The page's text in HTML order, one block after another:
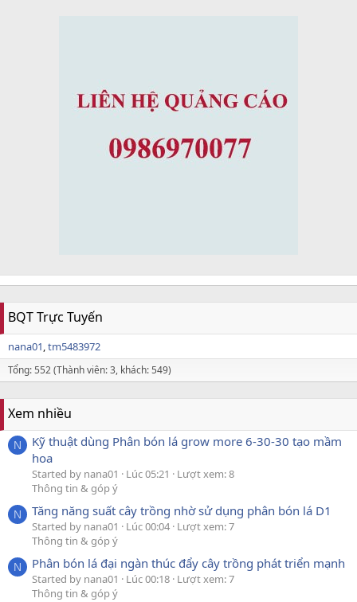
BQT Trực Tuyến
nana01 tm5483972
Tổng: 552 (Thành viên: 3, khách: 549)
Xem nhiều
N
Kỹ thuật dùng Phân bón lá grow more 6-30-30 tạo mầm
hoa
Started by nana01 Lúc 05:21
Lượt xem: 8
Thông tin & góp ý
N Tăng năng suất cây trồng nhờ sử dụng phân bón lá D1
Started by nana01 Lúc 00:04 Lượt xem: 7
Thông tin & góp ý
N Phân bón lá đại ngàn thúc đẩy cây trồng phát triển mạnh
Started by nana01 Lúc 00:18 Lượt xem: 7
Thông tin & góp ý